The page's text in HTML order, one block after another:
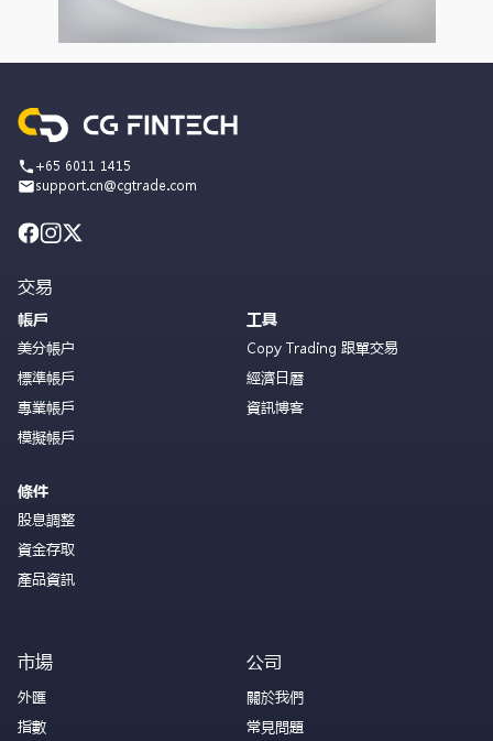
+65 6011 1415
support.cn@cgtrade.com
交易
帳戶
美分帳户
標準帳戶
專業帳戶
模擬帳戶
條件
股息調整
資金存取
產品資訊
工具
Copy Trading 跟單交易
經濟日曆
資訊博客
市場
外匯
指數
公司
關於我們
常見問題